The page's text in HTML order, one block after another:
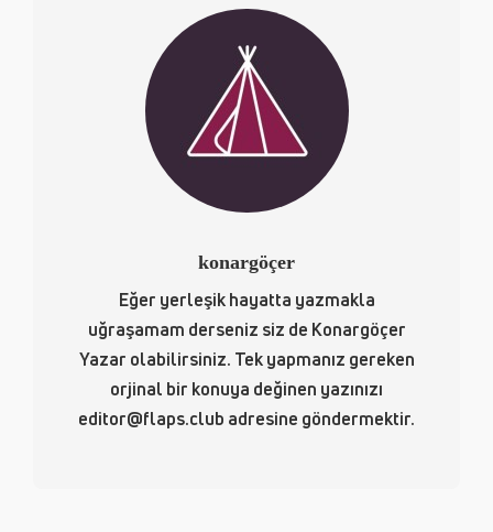
konargöçer
Eğer yerleşik hayatta yazmakla
uğraşamam derseniz siz de Konargöçer
Yazar olabilirsiniz. Tek yapmanız gereken
orjinal bir konuya değinen yazınızı
editor@flaps.club adresine göndermektir.